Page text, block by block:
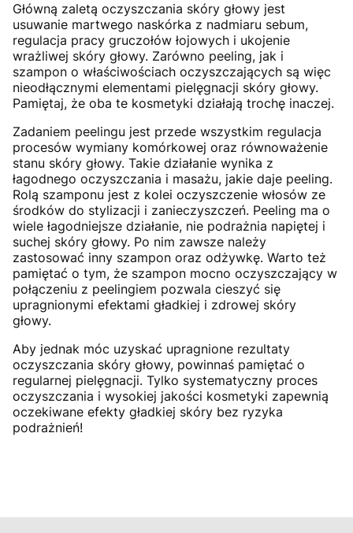
Główną zaletą oczyszczania skóry głowy jest
usuwanie martwego naskórka z nadmiaru sebum,
regulacja pracy gruczołów łojowych i ukojenie
wrażliwej skóry głowy. Zarówno peeling, jak i
szampon o właściwościach oczyszczających są więc
nieodłącznymi elementami pielęgnacji skóry głowy.
Pamiętaj, że oba te kosmetyki działają trochę inaczej.
Zadaniem peelingu jest przede wszystkim regulacja
procesów wymiany komórkowej oraz równoważenie
stanu skóry głowy. Takie działanie wynika z
łagodnego oczyszczania i masażu, jakie daje peeling.
Rolą szamponu jest z kolei oczyszczenie włosów ze
środków do stylizacji i zanieczyszczeń. Peeling ma o
wiele łagodniejsze działanie, nie podrażnia napiętej i
suchej skóry głowy. Po nim zawsze należy
zastosować inny szampon oraz odżywkę. Warto też
pamiętać o tym, że szampon mocno oczyszczający w
połączeniu z peelingiem pozwala cieszyć się
upragnionymi efektami gładkiej i zdrowej skóry
głowy.
Aby jednak móc uzyskać upragnione rezultaty
oczyszczania skóry głowy, powinnaś pamiętać o
regularnej pielęgnacji. Tylko systematyczny proces
oczyszczania i wysokiej jakości kosmetyki zapewnią
oczekiwane efekty gładkiej skóry bez ryzyka
podrażnień!